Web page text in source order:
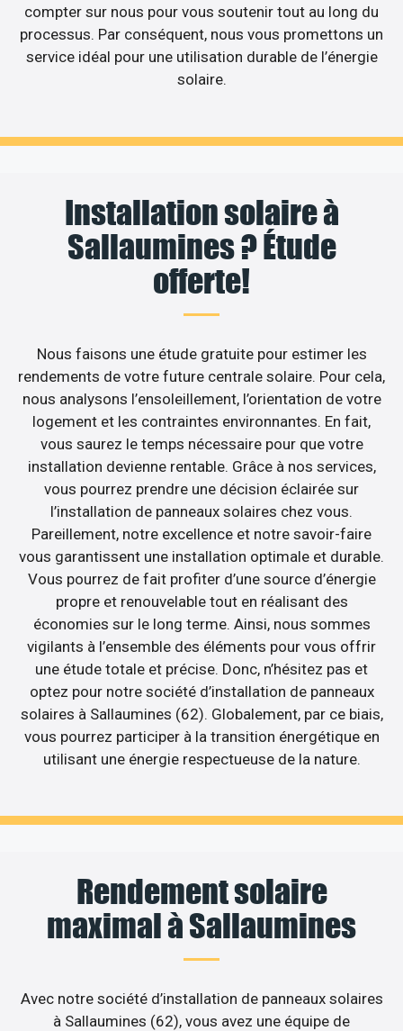
compter sur nous pour vous soutenir tout au long du
processus. Par conséquent, nous vous promettons un
service idéal pour une utilisation durable de l’énergie
solaire.
Installation solaire à
Sallaumines ? Étude
offerte!
Nous faisons une étude gratuite pour estimer les
rendements de votre future centrale solaire. Pour cela,
nous analysons l’ensoleillement, l’orientation de votre
logement et les contraintes environnantes. En fait,
vous saurez le temps nécessaire pour que votre
installation devienne rentable. Grâce à nos services,
vous pourrez prendre une décision éclairée sur
l’installation de panneaux solaires chez vous.
Pareillement, notre excellence et notre savoir-faire
vous garantissent une installation optimale et durable.
Vous pourrez de fait profiter d’une source d’énergie
propre et renouvelable tout en réalisant des
économies sur le long terme. Ainsi, nous sommes
vigilants à l’ensemble des éléments pour vous offrir
une étude totale et précise. Donc, n’hésitez pas et
optez pour notre société d’installation de panneaux
solaires à Sallaumines (62). Globalement, par ce biais,
vous pourrez participer à la transition énergétique en
utilisant une énergie respectueuse de la nature.
Rendement solaire
maximal à Sallaumines
Avec notre société d’installation de panneaux solaires
à Sallaumines (62), vous avez une équipe de